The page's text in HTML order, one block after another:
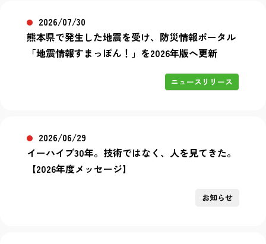
2026/07/30
熊本県で発生した地震を受け、防災情報ポータル
「地震情報すまっぽん！」を2026年版へ更新
ニュースリリース
2026/06/29
イーハイブ30年。技術ではなく、人を見てきた。
【2026年度メッセージ】
お知らせ